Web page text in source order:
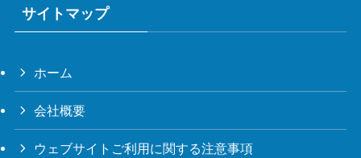
サイトマップ
ホーム
会社概要
ウェブサイトご利用に関する注意事項